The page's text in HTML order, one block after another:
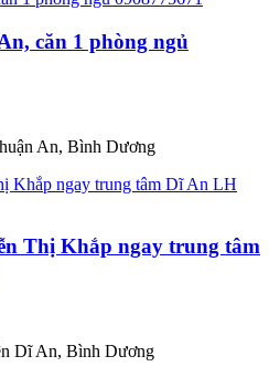
căn 1 phòng ngủ
An, Bình Dương
Thị Khắp ngay trung tâm
Dĩ An, Bình Dương